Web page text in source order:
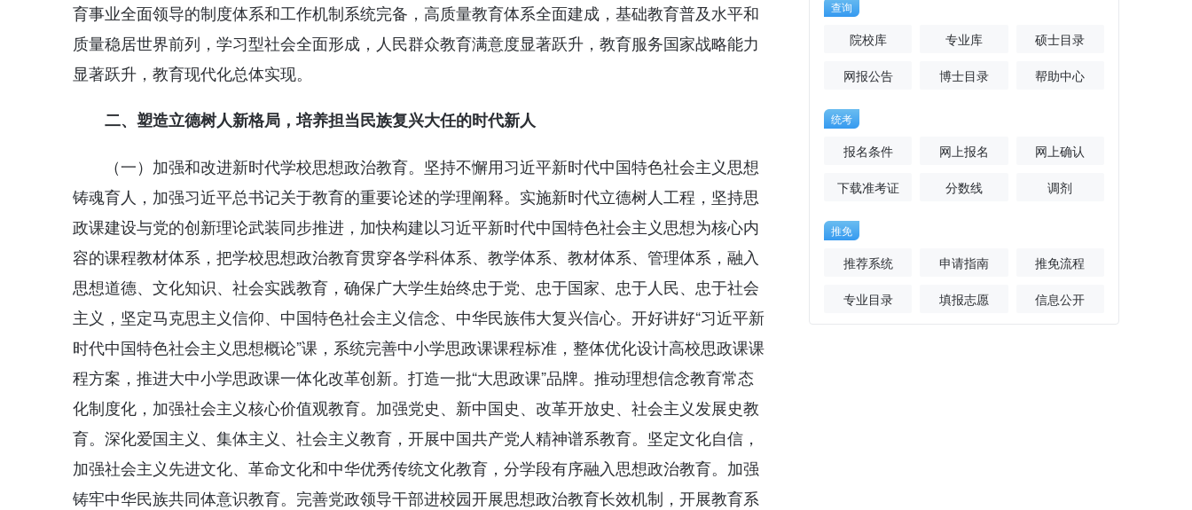
育事业全面领导的制度体系和工作机制系统完备，高质量教育体系全面建成，基础教育普及水平和
质量稳居世界前列，学习型社会全面形成，人民群众教育满意度显著跃升，教育服务国家战略能力
显著跃升，教育现代化总体实现。
二、塑造立德树人新格局，培养担当民族复兴大任的时代新人
（一）加强和改进新时代学校思想政治教育。坚持不懈用习近平新时代中国特色社会主义思想
铸魂育人，加强习近平总书记关于教育的重要论述的学理阐释。实施新时代立德树人工程，坚持思
政课建设与党的创新理论武装同步推进，加快构建以习近平新时代中国特色社会主义思想为核心内
容的课程教材体系，把学校思想政治教育贯穿各学科体系、教学体系、教材体系、管理体系，融入
思想道德、文化知识、社会实践教育，确保广大学生始终忠于党、忠于国家、忠于人民、忠于社会
主义，坚定马克思主义信仰、中国特色社会主义信念、中华民族伟大复兴信心。开好讲好“习近平新
时代中国特色社会主义思想概论”课，系统完善中小学思政课课程标准，整体优化设计高校思政课课
程方案，推进大中小学思政课一体化改革创新。打造一批“大思政课”品牌。推动理想信念教育常态
化制度化，加强社会主义核心价值观教育。加强党史、新中国史、改革开放史、社会主义发展史教
育。深化爱国主义、集体主义、社会主义教育，开展中国共产党人精神谱系教育。坚定文化自信，
加强社会主义先进文化、革命文化和中华优秀传统文化教育，分学段有序融入思想政治教育。加强
铸牢中华民族共同体意识教育。完善党政领导干部进校园开展思想政治教育长效机制，开展教育系
查询
院校库 专业库 硕士目录
网报公告 博士目录 帮助中心
统考
报名条件 网上报名 网上确认
下载准考证 分数线 调剂
推免
推荐系统 申请指南 推免流程
专业目录 填报志愿 信息公开